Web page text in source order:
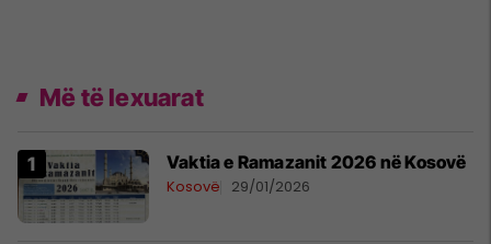
Më të lexuarat
Vaktia e Ramazanit 2026 në Kosovë
Kosovë 29/01/2026